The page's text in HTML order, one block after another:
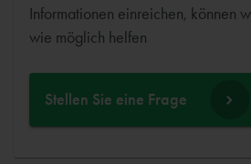
Informationen einreichen, können
wie möglich helfen
Stellen Sie eine Frage